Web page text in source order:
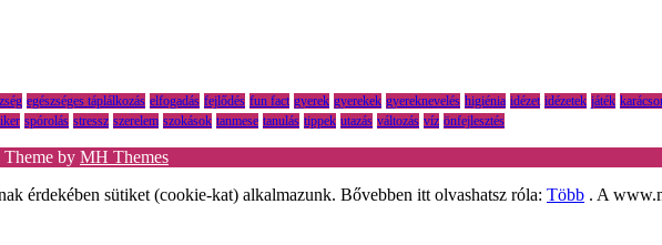
egészséges táplálkozás elfogadás fejlődés fun fact gyerek gyerekek gyereknevelés higiénia idézet idézetek játék
spórolás stressz szerelem szokások tanmese tanulás tippek utazás változás víz önfejlesztés
by MH Themes
érdekében sütiket (cookie-kat) alkalmazunk. Bővebben itt olvashatsz róla: Több . A